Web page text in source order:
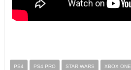
PS4 PS4 PRO STAR WARS XBOX ONE